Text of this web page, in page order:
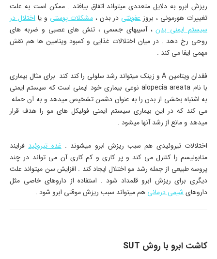
ریزش ابرو به دلایل متعددی میتواند اتفاق بیافتد . ممکن است به علت
تغییرات هورمونی ، بروزعفونتی در بدن ،مشکلات پوستی و یااختلال در
سیستم ایمنی بدن، آسیبهای جسمی ، تنش های عصبی و ضربه های
روحی رخ دهد . در میان اختلالات غذایی و کمبود ویتامین ها هم نقش
مهمی ایفا می کند .
فقدان ویتامین A و زینک میتواند رشد سلولی را کند کند برای مثال بیماری
با نام alopecia areata نوعی بیماری خود ایمنی است که سیستم ایمنی
به اشتباه بخشی از بدن را به عنوان دشمن تشخیص میدهد و به آن حمله
می کند که در این بیماری سیستم ایمنی فولیکل های مو را هدف قرار
میدهد و مانع از رشد آنها میشود .
اختلالات تیروئیدی هم سبب ریزش ابرو میشوند .غده تیروئیدفرایند
متابولیسم را کنترل می کند و پر کاری و کم کاری آن می تواند در چند
پروسه طبیعی از جمله رشد مو اختلال ایجاد کند . افزایش سن میتواند علت
دیگری برای ریزش ابرو قلمداد شود . استفاده از داروهای خاصی مثل
داروهایشیمی درمانی هم میتواند سبب ریزش موقتی ابرو شود .
کاشت ابرو با روش SUT